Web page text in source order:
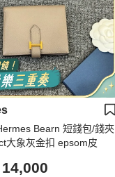
Bearn 短錢包/錢夾
大象灰金扣 epsom皮